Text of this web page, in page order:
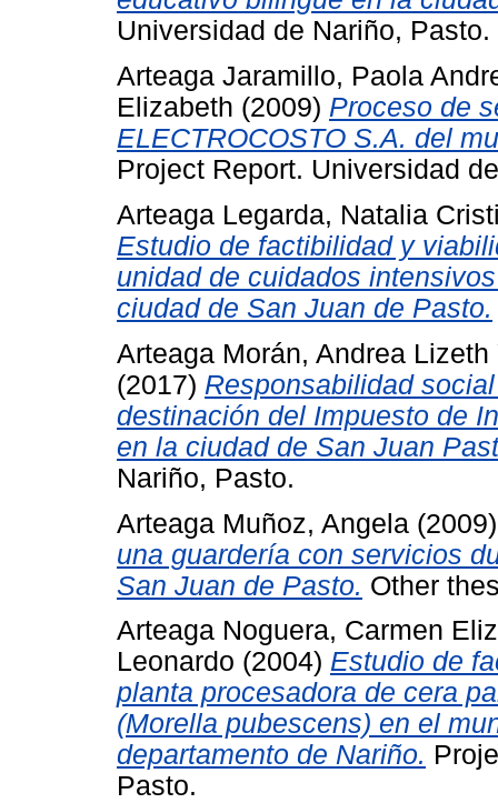
Universidad de Nariño, Pasto.
Arteaga Jaramillo, Paola
Elizabeth (2009) Proceso de
ELECTROCOSTO S.A. del
Project Report. Universidad
Arteaga Legarda, Natalia
Estudio de factibilidad y
unidad de cuidados
ciudad de San Juan de Pasto.
Arteaga Morán, Andrea Lizeth
(2017) Responsabilidad
destinación del Impuesto de
en la ciudad de San Juan
Nariño, Pasto.
Arteaga Muñoz, Angela
una guardería con servicios
San Juan de Pasto. Other
Arteaga Noguera, Carmen
Leonardo (2004) Estudio de
planta procesadora de cera
(Morella pubescens) en el
departamento de Nariño.
Pasto.